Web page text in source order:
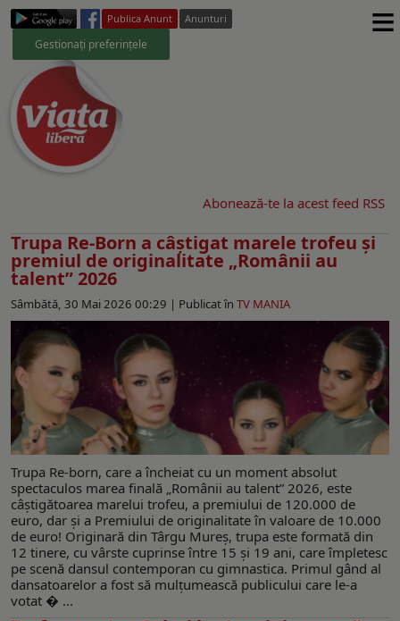
Publica Anunt Anunturi
Gestionați preferințele ≡
Abonează-te la acest feed RSS
Trupa Re-Born a câştigat marele trofeu şi
premiul de originalitate „Românii au
talent” 2026
Sâmbătă, 30 Mai 2026 00:29 | Publicat în TV MANIA
Trupa Re-born, care a încheiat cu un moment absolut
spectaculos marea finală „Românii au talent” 2026, este
câştigătoarea marelui trofeu, a premiului de 120.000 de
euro, dar şi a Premiului de originalitate în valoare de 10.000
de euro! Originară din Târgu Mureş, trupa este formată din
12 tinere, cu vârste cuprinse între 15 şi 19 ani, care împletesc
pe scenă dansul contemporan cu gimnastica. Primul gând al
dansatoarelor a fost să mulţumească publicului care le-a
votat � ...